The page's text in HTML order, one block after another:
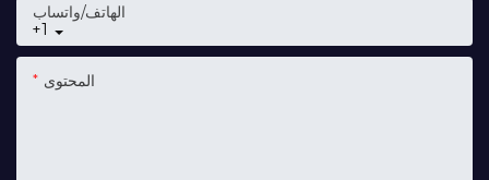
+1
الهاتف/واتساب
المحتوى